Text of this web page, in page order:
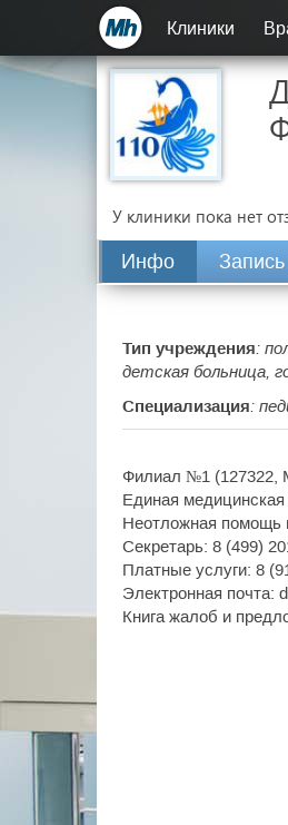
Клиники
У клиники пока нет
Инфо
Тип учреждения:
детская больница,
Специализация:
Филиал №1 (127322,
Единая
Неотложная помощь
Секретарь: 8 (499)
Платные услуги: 8
Электронная почта:
Книга жалоб и